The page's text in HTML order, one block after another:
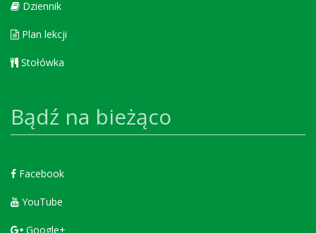
Dziennik
Plan lekcji
Stołówka
Bądź na bieżąco
Facebook
YouTube
Google+